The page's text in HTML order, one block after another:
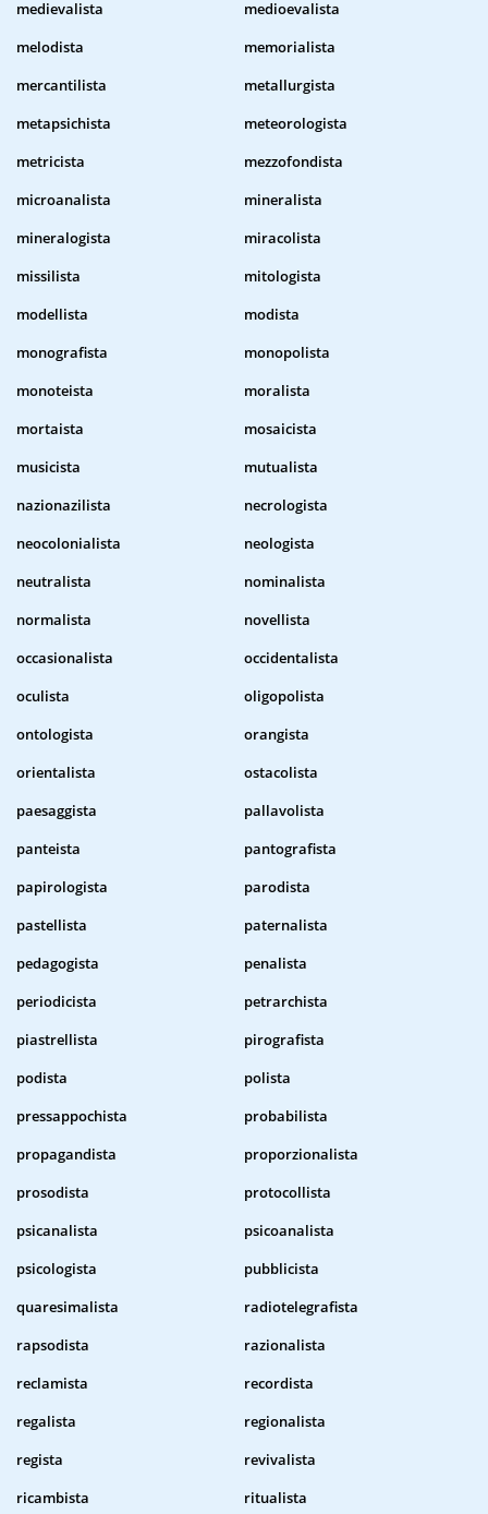
medievalista
medioevalista
melodista
memorialista
mercantilista
metallurgista
metapsichista
meteorologista
metricista
mezzofondista
microanalista
mineralista
mineralogista
miracolista
missilista
mitologista
modellista
modista
monografista
monopolista
monoteista
moralista
mortaista
mosaicista
musicista
mutualista
nazionazilista
necrologista
neocolonialista
neologista
neutralista
nominalista
normalista
novellista
occasionalista
occidentalista
oculista
oligopolista
ontologista
orangista
orientalista
ostacolista
paesaggista
pallavolista
panteista
pantografista
papirologista
parodista
pastellista
paternalista
pedagogista
penalista
periodicista
petrarchista
piastrellista
pirografista
podista
polista
pressappochista
probabilista
propagandista
proporzionalista
prosodista
protocollista
psicanalista
psicoanalista
psicologista
pubblicista
quaresimalista
radiotelegrafista
rapsodista
razionalista
reclamista
recordista
regalista
regionalista
regista
revivalista
ricambista
ritualista